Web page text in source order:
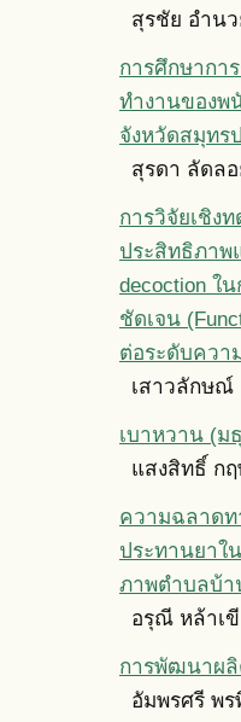
สุรชัย อำน
การศึกษากา
ทำงานของ
จังหวัดสมุทร
สุรดา ลัดล
การวิจัยเชิง
ประสิทธิภาพ
decoction ใ
ชัดเจน
ต่อระดับควา
เสาวลักษณ์
เบาหวาน (ม
แสงสิทธิ์ ก
ความฉลาด
ประทานยาใ
ภาพตำบลบ้า
อรุณี หล้าเ
การพัฒนาผลิ
อัมพรศรี พ